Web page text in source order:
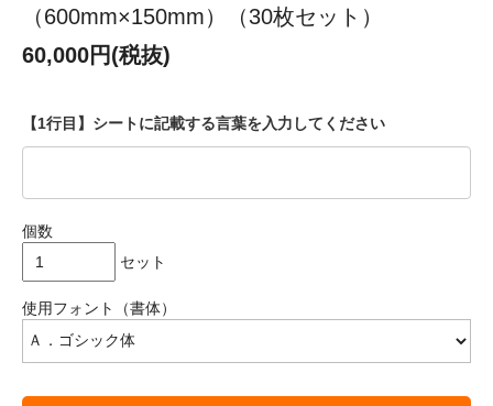
（600mm×150mm）（30枚セット）
60,000円(税抜)
【1行目】シートに記載する言葉を入力してください
個数
セット
使用フォント（書体）